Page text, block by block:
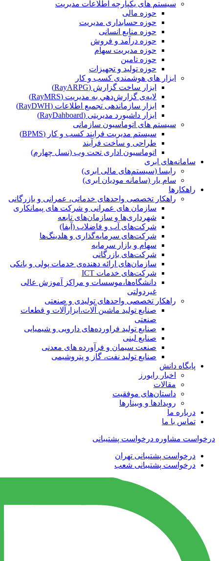
سیستم های یکپارچه اطلاعات مدیریت
حوزه مالی
حوزه حسابداری مدیریت
حوزه منابع انسانی
حوزه درآمد و فروش
حوزه مدیریت سهام
حوزه تامین
حوزه تولید و تجهیزات
ابزار های هوشمندی کسب و کار
ابزار ساخت گزارش (RayARPG)
لایه‌ی گزارش‌دهي به مديريت (RayMRS)
ابزار سازماندهی تجمیع اطلاعات (RayDWH)
ابزار داشبورد مدیریتی (RayDahboard)
سیستم های اتوماسیون سازمانی
سیستم مدیریت فرایند کسب و کار (BPMS)
طراحی و ساخت فرآیند
اتوماسیون اداری تحت وب (نسل چهارم)
سامانه‌های ابری
رایسا (سیستم‌های مالی ابری)
سام یار (سامانه مودیان ابری)
راهکارها
راهکار تخصصی واحدهای خدماتی، عمرانی و بازرگانی
سازمان های عمرانی و شرکت های پیمانکاری
شهرداری‌ها و سازمان‌های تابعه
شرکت‌های آب و فاضلاب (آبفا)
شرکت‌های سرمایه‌گذاری و هلدینگ‌ها
سهام و بازار سرمایه
شرکت‌های بازرگانی
سازمان‌های ارائه دهنده‌ی خدمات پولی و بانکی
شرکت‌های خدمات ICT
دانشگاه‌ها،موسسات و مراکز آموزش عالی
غیردولتی
راهکار تخصصی واحدهای تولیدی و صنعتی
صنایع توليد ماشين آلات،ابزارآلات و قطعات
صنعتی
صنایع تولید فراورده‌های دارویی و شیمیایی
صنایع لبنی
صنعت سیمان و فرآورده های معدنی
صنایع تولید نفت، گاز و پتروشيمی
پایگاه دانش
اخبار رایورز
مقالات
داستان‌های موفقیت
رویدادها و وبینارها
درباره ما
تماس با ما
درخواست مشاوره درخواست پشتیبانی
درخواست پشتیبانی تهران
درخواست پشتیبانی شعب